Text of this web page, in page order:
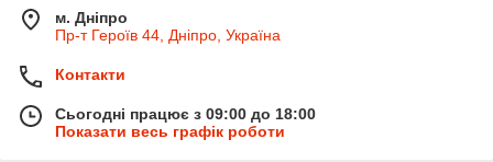
м. Дніпро
Пр-т Героїв 44, Дніпро, Україна
Контакти
Сьогодні працює з 09:00 до 18:00
Показати весь графік роботи